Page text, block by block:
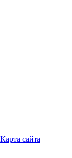
Карта сайта